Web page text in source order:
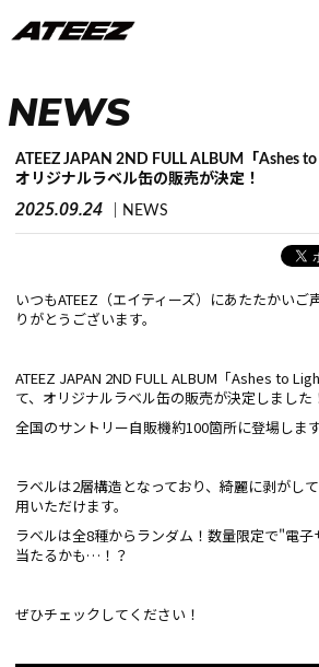
NEWS
ATEEZ JAPAN 2ND FULL ALBUM「Ashes
オリジナルラベル缶の販売が決定！
2025.09.24 NEWS
いつもATEEZ（エイティーズ）にあたたかいご
りがとうございます。
ATEEZ JAPAN 2ND FULL ALBUM「Ashes to
て、オリジナルラベル缶の販売が決定しました
全国のサントリー自販機約100箇所に登場しま
ラベルは2層構造となっており、綺麗に剥がし
用いただけます。
ラベルは全8種からランダム！数量限定で"電
当たるかも…！？
ぜひチェックしてください！